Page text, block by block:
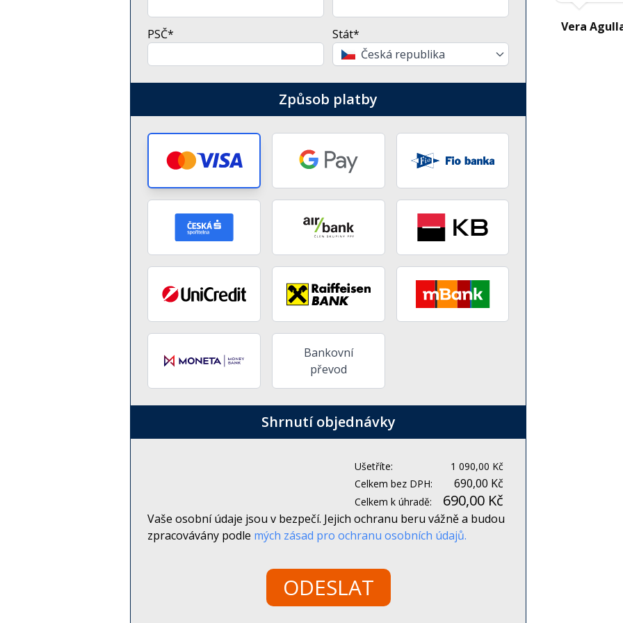
PSČ*
Stát*
Česká republika
Způsob platby
Bankovní
převod
Shrnutí objednávky
Ušetříte:
1 090,00 Kč
Celkem bez DPH:
690,00 Kč
Celkem k úhradě: 690,00 Kč
Vaše osobní údaje jsou v bezpečí. Jejich ochranu beru vážně a budou
zpracovávány podle mých zásad pro ochranu osobních údajů.
ODESLAT
Vera